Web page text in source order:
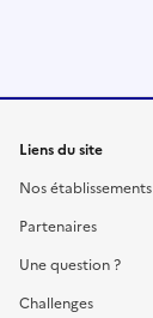
Liens du site
Nos établissements
Partenaires
Une question ?
Challenges